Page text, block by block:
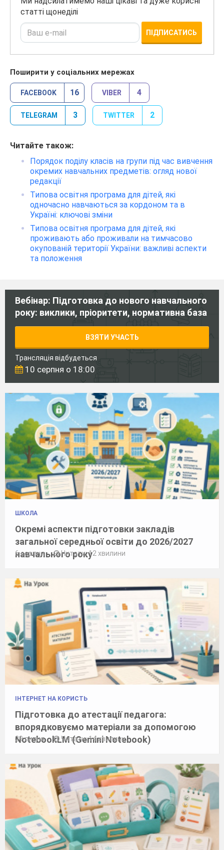
статті щонеділі
ПІДПИСАТИСЬ
Поширити у соціальних мережах
FACEBOOK 16 VIBER 4
TELEGRAM 3 TWITTER 2
Читайте також:
Порядок поділу класів на групи під час вивчення
окремих навчальних предметів: огляд нової
редакції
Типова освітня програма для дітей, які
одночасно навчаються за кордоном та в
Україні: ключові зміни
Типова освітня програма для дітей, які
проживають або проживали на тимчасово
окупованій території України: важливі аспекти
та положення
Вебінар: Підготовка до нового навчального
року: виклики, пріоритети, нормативна база
ВЗЯТИ УЧАСТЬ
Трансляція відбудеться
10 серпня о 18:00
ШКОЛА
Окремі аспекти підготовки закладів
загальної середньої освіти до 2026/2027
навчального року
6 серпня Читати: 12 хвилини
ІНТЕРНЕТ НА КОРИСТЬ
Підготовка до атестації педагога:
впорядковуємо матеріали за допомогою
NotebookLM (Gemini Notebook)
29 липня Читати: 14 хвилини